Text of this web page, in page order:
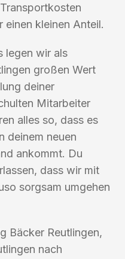
einen kleinen Anteil.
legen wir als
großen Wert
deiner
Mitarbeiter
alles so, dass es
deinem neuen
ankommt. Du
dass wir mit
sorgsam umgehen
Bäcker Reutlingen,
nach